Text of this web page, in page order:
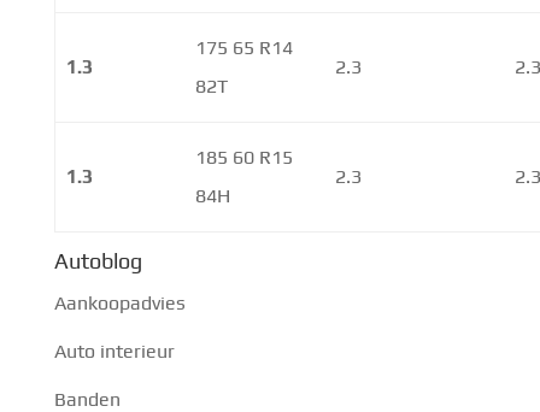
1.3
175 65 R14
82T
2.3
1.3
185 60 R15
84H
2.3
Autoblog
Aankoopadvies
Auto interieur
Banden